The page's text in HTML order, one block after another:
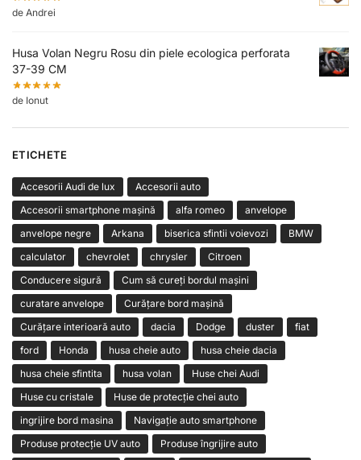
de Andrei
Husa Volan Negru Rosu din piele ecologica perforata
37-39 CM
de Ionut
ETICHETE
Accesorii Audi de lux
Accesorii auto
Accesorii smartphone mașină
alfa romeo
anvelope
anvelope negre
Arkana biserica sfintii voievozi
BMW
calculator
chevrolet chrysler
Citroen
Conducere sigură
Cum să cureți bordul mașini
curatare anvelope
Curățare bord mașină
Curățare interioară auto
dacia Dodge duster
fiat
ford
Honda husa cheie auto
husa cheie dacia
husa cheie sfintita
husa volan
Huse chei Audi
Huse cu cristale
Huse de protecție chei auto
ingrijire bord masina
Navigație auto smartphone
Produse protecție UV auto
Produse îngrijire auto